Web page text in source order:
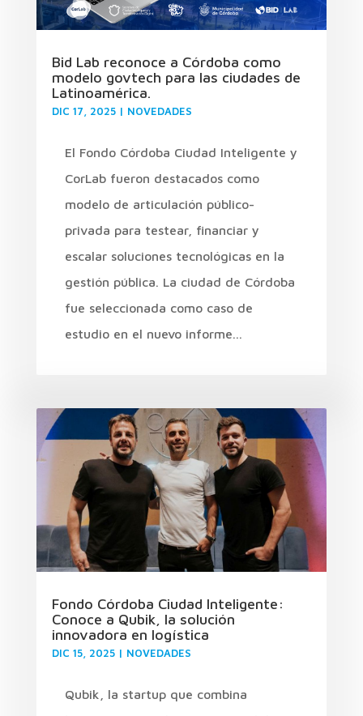
Bid Lab reconoce a Córdoba como
modelo govtech para las ciudades de
Latinoamérica.
DIC 17, 2025| NOVEDADES
El Fondo Córdoba Ciudad Inteligente y
CorLab fueron destacados como
modelo de articulación público-
privada para testear, financiar y
escalar soluciones tecnológicas en la
gestión pública. La ciudad de Córdoba
fue seleccionada como caso de
estudio en el nuevo informe...
Fondo Córdoba Ciudad Inteligente:
Conoce a Qubik, la solución
innovadora en logística
DIC 15, 2025| NOVEDADES
Qubik, la startup que combina